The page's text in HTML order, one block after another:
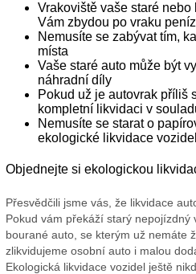
Vrakoviště vaše staré
Vám zbydou po vraku
Nemusíte se zabývat tím,
místa
Vaše staré auto může být
náhradní díly
Pokud už je autovrak příliš
kompletní likvidaci v
Nemusíte se starat o
ekologické likvidace
Objednejte si ekologickou
Přesvědčili jsme vás, že likvidace
Pokud vám překáží starý
bourané auto, se kterým už nemáte
zlikvidujeme osobní auto i malou
Ekologická likvidace vozidel ještě